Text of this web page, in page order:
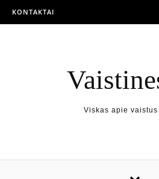
KONTAKTAI
Viskas apie